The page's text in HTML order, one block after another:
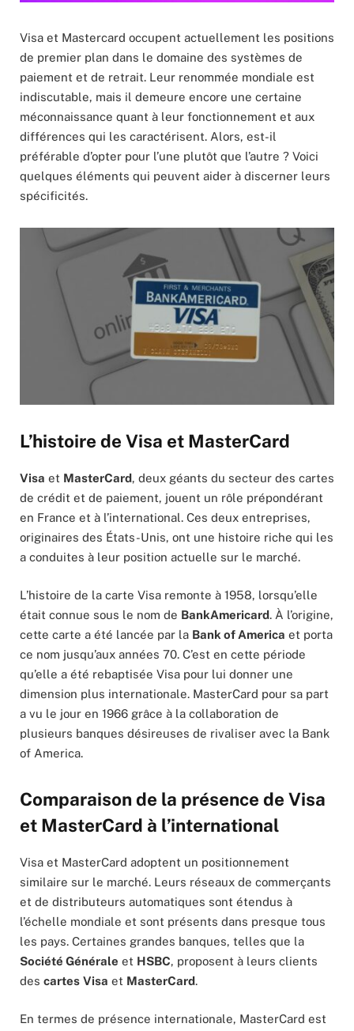
Visa et Mastercard occupent actuellement les positions
de premier plan dans le domaine des systèmes de
paiement et de retrait. Leur renommée mondiale est
indiscutable, mais il demeure encore une certaine
méconnaissance quant à leur fonctionnement et aux
différences qui les caractérisent. Alors, est-il
préférable d’opter pour l’une plutôt que l’autre ? Voici
quelques éléments qui peuvent aider à discerner leurs
spécificités.
L’histoire de Visa et MasterCard
Visa et MasterCard, deux géants du secteur des cartes
de crédit et de paiement, jouent un rôle prépondérant
en France et à l’international. Ces deux entreprises,
originaires des États-Unis, ont une histoire riche qui les
a conduites à leur position actuelle sur le marché.
L’histoire de la carte Visa remonte à 1958, lorsqu’elle
était connue sous le nom de BankAmericard. À l’origine,
cette carte a été lancée par la Bank of America et porta
ce nom jusqu’aux années 70. C’est en cette période
qu’elle a été rebaptisée Visa pour lui donner une
dimension plus internationale. MasterCard pour sa part
a vu le jour en 1966 grâce à la collaboration de
plusieurs banques désireuses de rivaliser avec la Bank
of America.
Comparaison de la présence de Visa
et MasterCard à l’international
Visa et MasterCard adoptent un positionnement
similaire sur le marché. Leurs réseaux de commerçants
et de distributeurs automatiques sont étendus à
l’échelle mondiale et sont présents dans presque tous
les pays. Certaines grandes banques, telles que la
Société Générale et HSBC, proposent à leurs clients
des cartes Visa et MasterCard.
En termes de présence internationale, MasterCard est